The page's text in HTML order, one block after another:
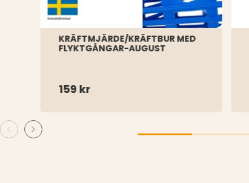
KRÄFTMJÄRDE/KRÄFTBUR MED
FLYKTGÅNGAR-AUGUST
159 kr